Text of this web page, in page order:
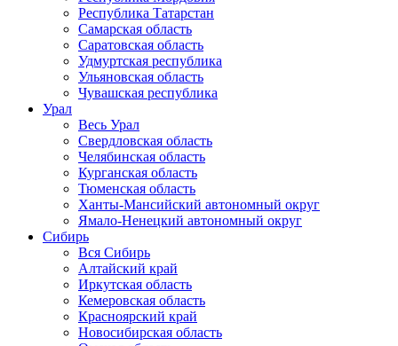
Республика Татарстан
Самарская область
Саратовская область
Удмуртская республика
Ульяновская область
Чувашская республика
Урал
Весь Урал
Свердловская область
Челябинская область
Курганская область
Тюменская область
Ханты-Мансийский автономный округ
Ямало-Ненецкий автономный округ
Сибирь
Вся Сибирь
Алтайский край
Иркутская область
Кемеровская область
Красноярский край
Новосибирская область